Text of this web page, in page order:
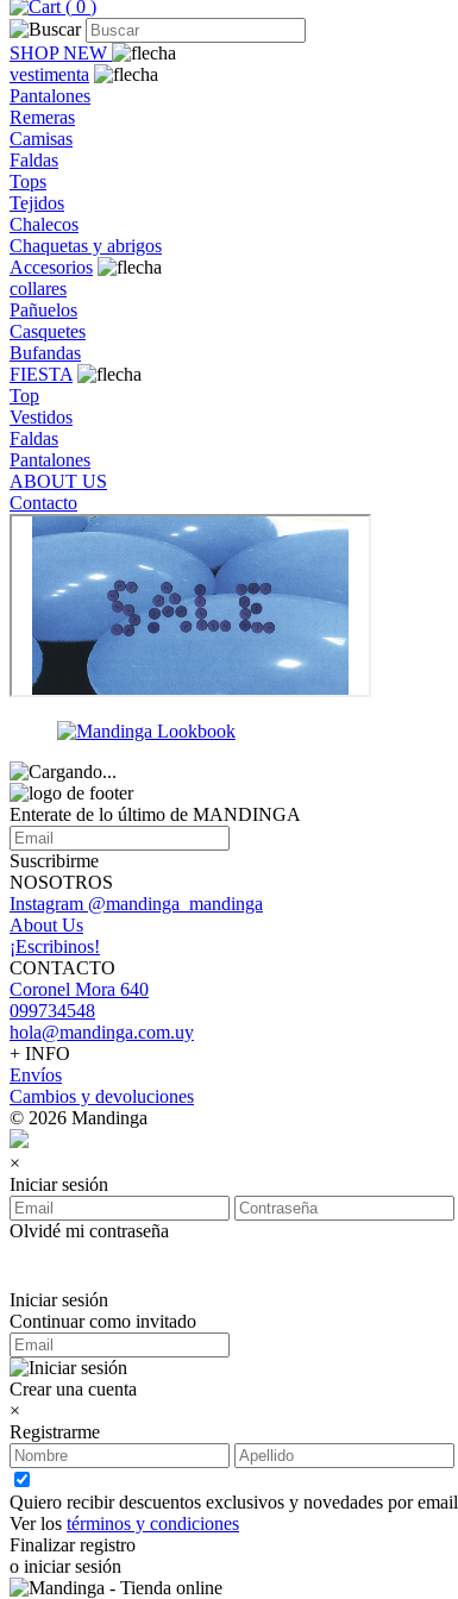
( 0 )
SHOP NEW
vestimenta
Pantalones
Remeras
Camisas
Faldas
Tops
Tejidos
Chalecos
Chaquetas y abrigos
Accesorios
collares
Pañuelos
Casquetes
Bufandas
FIESTA
Top
Vestidos
Faldas
Pantalones
ABOUT US
Contacto
Enterate de lo último de MANDINGA
Suscribirme
NOSOTROS
Instagram @mandinga_mandinga
About Us
¡Escribinos!
CONTACTO
Coronel Mora 640
099734548
hola@mandinga.com.uy
+ INFO
Envíos
Cambios y devoluciones
© 2026 Mandinga
×
Iniciar sesión
Olvidé mi contraseña
Iniciar sesión
Continuar como invitado
Crear una cuenta
×
Registrarme
Quiero recibir descuentos exclusivos y novedades por email
Ver los términos y condiciones
Finalizar registro
o iniciar sesión